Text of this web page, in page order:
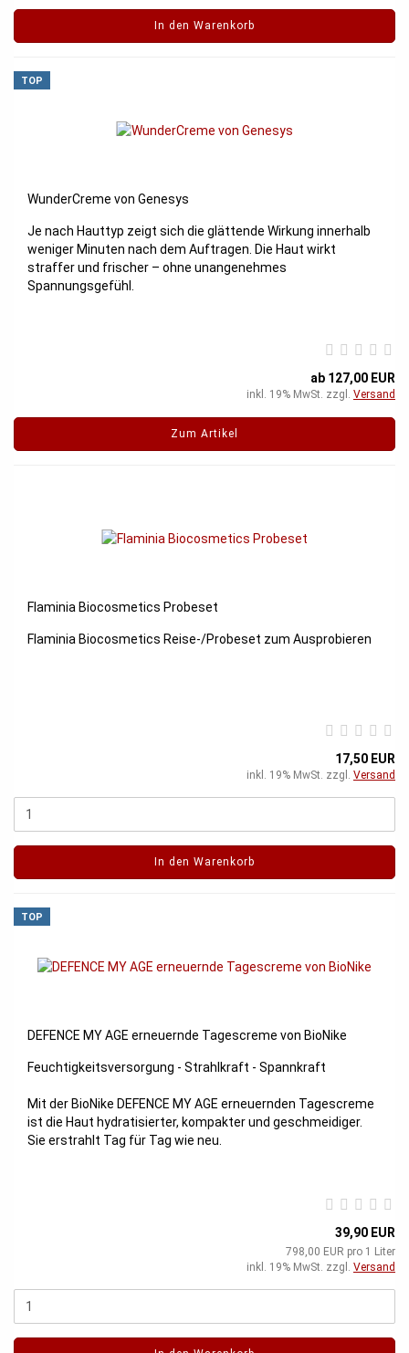
In den Warenkorb
TOP
WunderCreme von Genesys
Je nach Hauttyp zeigt sich die glättende Wirkung innerhalb
weniger Minuten nach dem Auftragen. Die Haut wirkt
straffer und frischer – ohne unangenehmes
Spannungsgefühl.
ab 127,00 EUR
inkl. 19% MwSt. zzgl. Versand
Zum Artikel
Flaminia Biocosmetics Probeset
Flaminia Biocosmetics Reise-/Probeset zum Ausprobieren
17,50 EUR
inkl. 19% MwSt. zzgl. Versand
In den Warenkorb
TOP
DEFENCE MY AGE erneuernde Tagescreme von BioNike
Feuchtigkeitsversorgung - Strahlkraft - Spannkraft
Mit der BioNike DEFENCE MY AGE erneuernden Tagescreme
ist die Haut hydratisierter, kompakter und geschmeidiger.
Sie erstrahlt Tag für Tag wie neu.
39,90 EUR
798,00 EUR pro 1 Liter
inkl. 19% MwSt. zzgl. Versand